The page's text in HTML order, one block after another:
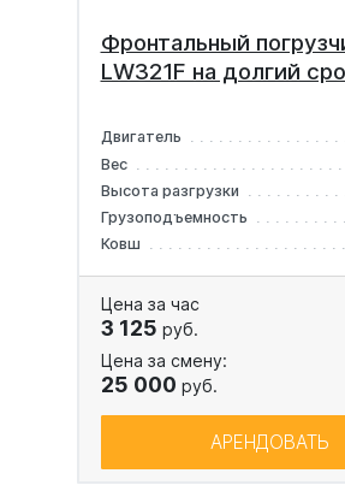
Фронтальный
LW321F на долгий
Двигатель
Вес
Высота разгрузки
Грузоподъемность
Ковш
Цена за час
3 125 руб.
Цена за смену:
25 000 руб.
АРЕНДОВАТЬ